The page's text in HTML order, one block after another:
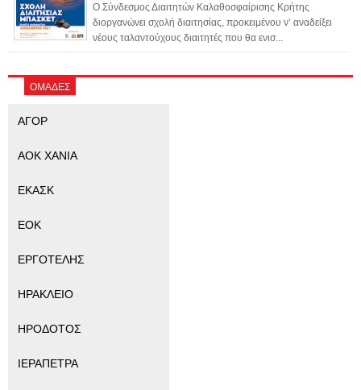
Ο Σύνδεσμος Διαιτητών Καλαθοσφαίρισης Κρήτης
διοργανώνει σχολή διαιτησίας, προκειμένου ν’ αναδείξει
νέους ταλαντούχους διαιτητές που θα ενισ...
ΟΜΑΔΕΣ
ΑΓΟΡ
ΑΟΚ ΧΑΝΙΑ
ΕΚΑΣΚ
ΕΟΚ
ΕΡΓΟΤΕΛΗΣ
ΗΡΑΚΛΕΙΟ
ΗΡΟΔΟΤΟΣ
ΙΕΡΑΠΕΤΡΑ